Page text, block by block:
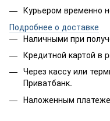
Курьером временно
Подробнее о доставке
Наличными при
Кредитной картой в
Через кассу или
Приватбанк.
Наложенным